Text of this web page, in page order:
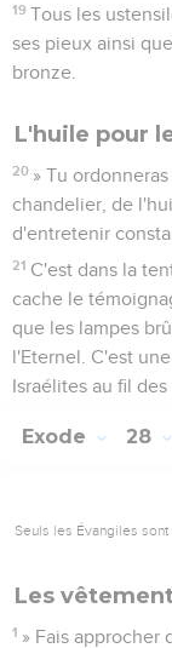
19 Tous les
ses pieux ainsi
bronze.
L'huile pour
20 » Tu
chandelier, de
d'entretenir
21 C'est dans la
cache le
que les lampes
l'Eternel. C'est
Israélites au fil des
Exode 28
Seuls les Évangiles
Les
1 » Fais approcher